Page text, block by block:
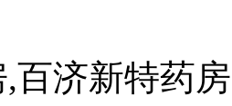
百济新特药